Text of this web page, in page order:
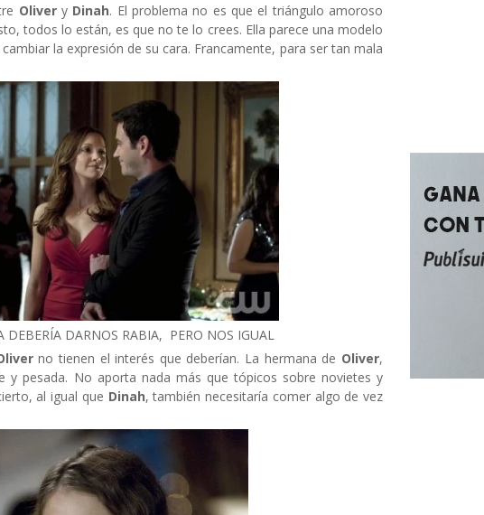
Olivery Dinah. El problema no es que el triángulo amoroso
todos lo están, es que no te lo crees. Ella parece una modelo
la expresión de su cara. Francamente, para ser tan mala
DEBERÍA DARNOS RABIA, PERO NOS IGUAL
no tienen el interés que deberían. La hermana de Oliver,
y pesada. No aporta nada más que tópicos sobre novietes y
al igual que Dinah, también necesitaría comer algo de vez